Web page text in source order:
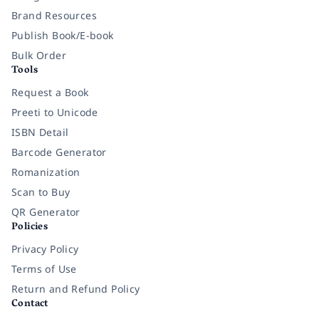
Brand Resources
Publish Book/E-book
Bulk Order
Tools
Request a Book
Preeti to Unicode
ISBN Detail
Barcode Generator
Romanization
Scan to Buy
QR Generator
Policies
Privacy Policy
Terms of Use
Return and Refund Policy
Contact